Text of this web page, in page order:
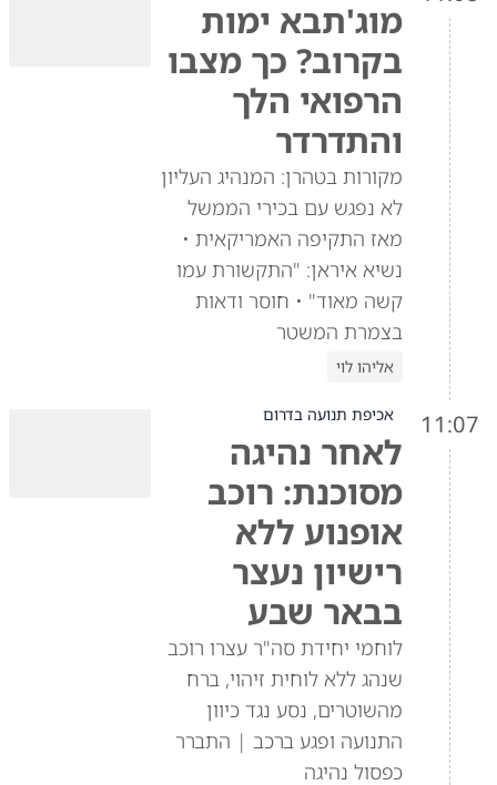
מוג'תבא ימות
בקרוב? כך מצבו
הרפואי הלך
והתדרדר
מקורות בטהרן: המנהיג העליון
לא נפגש עם בכירי הממשל
מאז התקיפה האמריקאית •
נשיא איראן: "התקשורת עמו
קשה מאוד" • חוסר ודאות
בצמרת המשטר
אליהו לוי
11:07 אכיפת תנועה בדרום
לאחר נהיגה
מסוכנת: רוכב
אופנוע ללא
רישיון נעצר
בבאר שבע
לוחמי יחידת סה"ר עצרו רוכב
שנהג ללא לוחית זיהוי, ברח
מהשוטרים, נסע נגד כיוון
התנועה ופגע ברכב | התברר
כפסול נהיגה